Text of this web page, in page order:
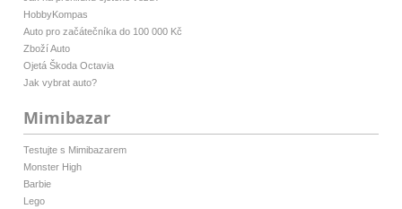
HobbyKompas
Auto pro začátečníka do 100 000 Kč
Zboží Auto
Ojetá Škoda Octavia
Jak vybrat auto?
Mimibazar
Testujte s Mimibazarem
Monster High
Barbie
Lego